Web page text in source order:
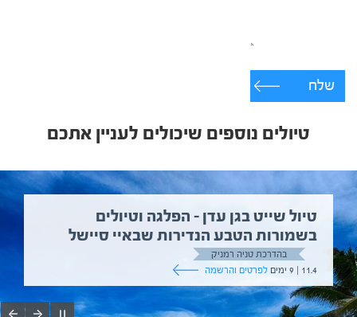
שלח
טיולים נוספים שיכולים לעניין אתכם
טיול שייט בגן עדן – הפלגה וטיולים
בשמורות הטבע הנדירות שבאיי סיישל
בהדרכת טניה רמניק
11.4 | 9 ימים
לפרטים והרשמה